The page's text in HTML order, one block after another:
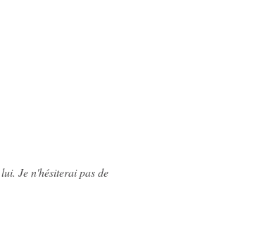
Je n'hésiterai pas de